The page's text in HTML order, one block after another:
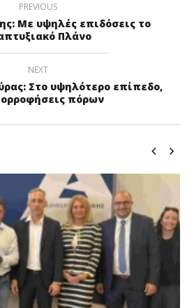
PREVIOUS
Με υψηλές επιδόσεις το
Πλάνο
NEXT
Στο υψηλότερο επίπεδο,
πόρων